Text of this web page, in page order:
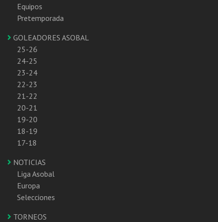
Equipos
Pretemporada
GOLEADORES ASOBAL
25-26
24-25
23-24
22-23
21-22
20-21
19-20
18-19
17-18
NOTICIAS
Liga Asobal
Europa
Selecciones
TORNEOS